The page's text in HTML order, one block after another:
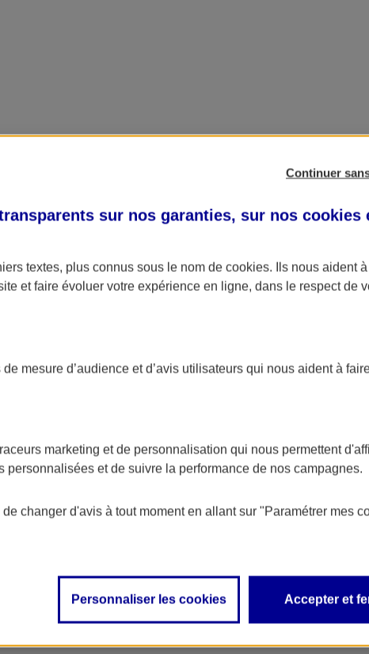
Continuer
sur nos garanties, sur nos cookies
textes, plus connus sous le nom de cookies. Ils nous aident
et faire évoluer votre expérience en ligne, dans le respect de
de mesure d’audience et d’avis utilisateurs qui nous aident à
marketing et de personnalisation qui nous permettent
et de suivre la performance de nos campagnes.
changer d'avis à tout moment en allant sur "Paramétrer mes
Personnaliser les cookies Accepter et